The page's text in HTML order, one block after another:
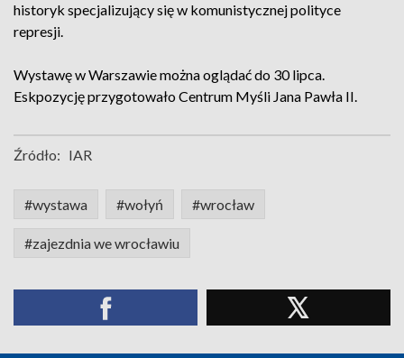
historyk specjalizujący się w komunistycznej polityce
represji.
Wystawę w Warszawie można oglądać do 30 lipca.
Eskpozycję przygotowało Centrum Myśli Jana Pawła II.
Źródło: IAR
#wystawa #wołyń #wrocław
#zajezdnia we wrocławiu